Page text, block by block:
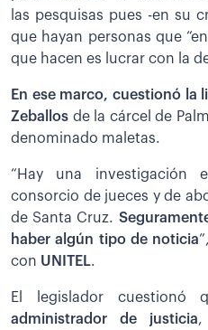
las pesquisas pues -en su
que hayan personas que
que hacen es lucrar con la
En ese marco, cuestionó la
Zeballos de la cárcel de
denominado maletas.
“Hay una
consorcio de jueces y de
de Santa Cruz.
haber algún tipo de noticia
con UNITEL.
El legislador cuestionó
administrador de justicia,